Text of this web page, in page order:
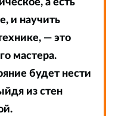
и научить
— это
мастера.
будет нести
из стен